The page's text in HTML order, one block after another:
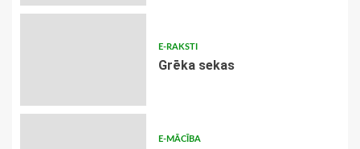
E-RAKSTI
Grēka sekas
E-MĀCĪBA